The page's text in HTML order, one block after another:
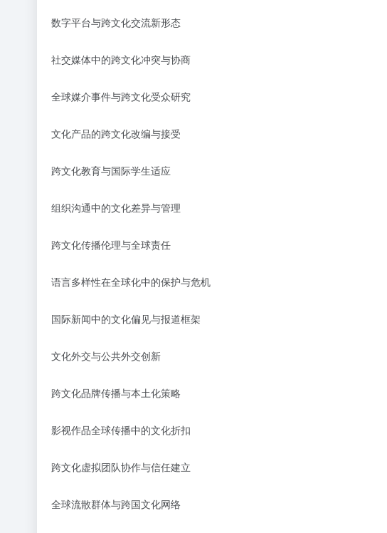
数字平台与跨文化交流新形态
社交媒体中的跨文化冲突与协商
全球媒介事件与跨文化受众研究
文化产品的跨文化改编与接受
跨文化教育与国际学生适应
组织沟通中的文化差异与管理
跨文化传播伦理与全球责任
语言多样性在全球化中的保护与危机
国际新闻中的文化偏见与报道框架
文化外交与公共外交创新
跨文化品牌传播与本土化策略
影视作品全球传播中的文化折扣
跨文化虚拟团队协作与信任建立
全球流散群体与跨国文化网络